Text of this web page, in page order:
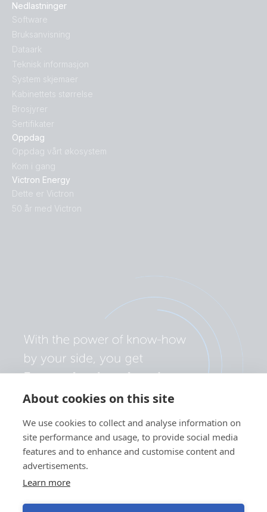
About cookies on this site
We use cookies to collect and analyse information on
site performance and usage, to provide social media
features and to enhance and customise content and
advertisements.
Learn more
Oppdag
Oppdag vårt økosystem
Kom i gang
Victron Energy
Dette er Victron
50 år med Victron
Nedlastninger
Software
Bruksanvisning
Dataark
Teknisk informasjon
System skjemaer
Kabinettets størrelse
Brosjyrer
Sertifikater